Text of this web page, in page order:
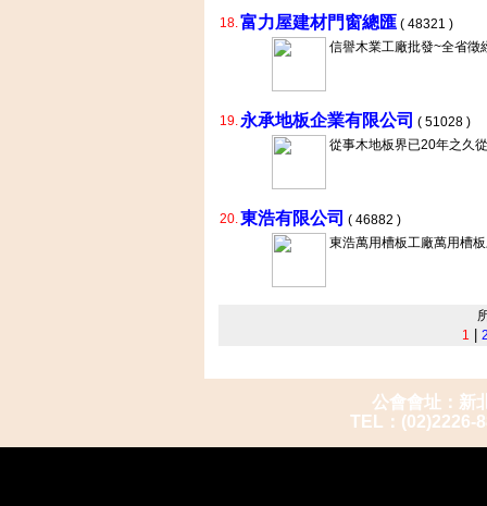
18.富力屋建材門窗總匯 ( 48321 )
信譽木業工廠批發~全省徵
19. 永承地板企業有限公司 ( 51028 )
從事木地板界已20年之久
20.東浩有限公司 ( 46882 )
東浩萬用槽板工廠萬用槽
1
公會會址：新
TEL：